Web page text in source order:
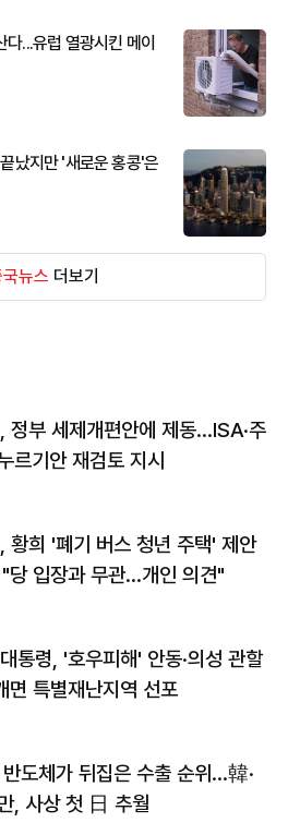
...유럽 열광시킨 메이
났지만 '새로운 홍콩'은
뉴스 더보기
정부 세제개편안에 제동…ISA·주
르기안 재검토 지시
황희 '폐기 버스 청년 주택' 제안
당 입장과 무관…개인 의견"
통령, '호우피해' 안동·의성 관할
면 특별재난지역 선포
도체가 뒤집은 수출 순위…韓·
, 사상 첫 日 추월